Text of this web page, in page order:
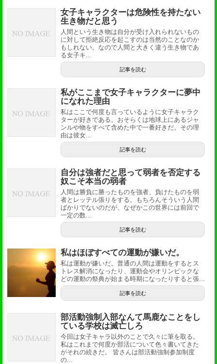
女子キャラクターは危険性を持たない
生き物だと思う
人間という生き物は自分が受け入れられないもの
に対して拒絶反応を起こすのは当然のことなのか
もしれない。なので人間と大きく違う生き物であ
る女子キ...
記事を読む
私がここまで女子キャラクターに夢中
になれた理由
私はここで何度も言っているように女子キャラク
ターが好きである。おそらくは地球上にあるジャ
ンルや物をすべて含めた中で一番好きだ。その理
由は彼女...
記事を読む
自分は強者だと思って弱者を否定する
奴こそ本当の弱者
人間は勝負に勝ったものを強者、負けたものを弱
者とレッテル張りをする。もちろんそういう人間
ばかりでないのだが、なぜかこの世界には前回で
一定の数...
記事を読む
私はほぼすべての運動が嫌いだ。
私は運動が嫌いだ。普通の人間は運動をするとス
トレス解消になったり、運動会やオリンピックな
どの運動の祭典が始まる時期になったりすると張...
記事を読む
部活動強制入部なんて馬鹿なことをし
ている学校は滅亡しろ
今回は女子キャラ以外のことで久々に筆を取る。
私はこれまで何度か部活について色々書いてきた
がそれの続きだ。 皆さんは部活動強制参加制度
の...